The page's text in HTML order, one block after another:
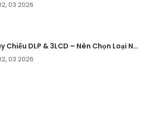
03 2026
Máy Chiếu DLP & 3LCD – Nên Chọn Loại Nào Cho Văn Phòng & Giải Trí?
03 2026